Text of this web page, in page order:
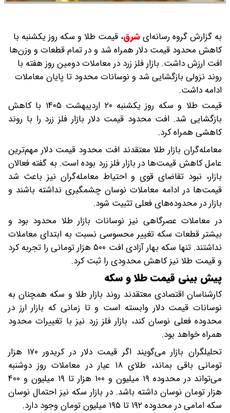
به گزارش گروه رسانه‌ایشرق، قیمت طلا و سکه روز یکشنبه با
کاهش محدود قیمت دلار همراه شد و در تمام قطعات و وزن‌ها
افت ارزش داشت. بازار فلز زرد در معاملات دومین روز هفته با
روند نزولی بازگشایی شد و نوسانات محدود تا پایان معاملات
ادامه داشت.
قیمت طلا و سکه روز یکشنبه ۲۰ اردیبهشت ۱۴۰۵ با کاهش
بازگشایی شد. افت محدود قیمت دلار بازار فلز زرد را با روند
کاهشی همراه کرد.
معامله‌گران بازار طلا معتقدند افت محدود قیمت دلار مهم‌ترین
عامل کاهش قیمت‌ها در بازار فلز زرد بوده است. به گفته فعالان
بازار، نبود تقاضای قوی و احتیاط معامله‌گران نیز باعث شد
قیمت‌ها در ادامه معاملات نوسان چشمگیری نداشته باشند و
بازار در محدوده‌های فعلی تثبیت شود.
در معاملات عصرگاهی نیز نوسانات بازار طلا محدود بود و
بیشتر قطعات سکه تغییر محسوسی نسبت به ابتدای معاملات
نداشتند. تنها سکه بهار آزادی افت ۵۰۰ هزار تومانی را تجربه کرد
و قیمت طلا نیز کاهش محدودی را ثبت کرد.
پیش بینی قیمت طلا و سکه
کارشناسان اقتصادی معتقدند روند بازار طلا و سکه همچنان به
نوسانات قیمت دلار وابسته است و تا زمانی که بازار ارز در
محدوده فعلی نوسان کند، بازار فلز زرد نیز با تغییرات محدود
همراه خواهد بود.
تحلیلگران بازار می‌گویند اگر قیمت دلار در کریدور ۱۷۰ هزار
تومانی باقی بماند، طلای ۱۸ عیار در معاملات روز دوشنبه
می‌تواند در محدوده ۱۹ میلیون و ۱۰۰ هزار تا ۱۹ میلیون و ۴۰۰
هزار تومان نوسان داشته باشد. در بازار سکه نیز احتمال نوسان
سکه امامی در محدوده ۱۹۲ تا ۱۹۵ میلیون تومان وجود دارد.